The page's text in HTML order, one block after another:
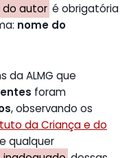
autor é obrigatória
nome do
da ALMG que
foram
, observando os
da Criança e do
qualquer